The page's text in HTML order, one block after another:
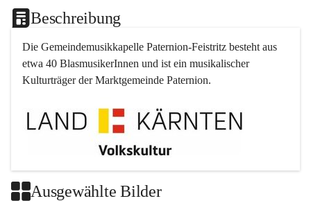
Beschreibung
Die Gemeindemusikkapelle Paternion-Feistritz besteht aus
etwa 40 BlasmusikerInnen und ist ein musikalischer
Kulturträger der Marktgemeinde Paternion.
Ausgewählte Bilder